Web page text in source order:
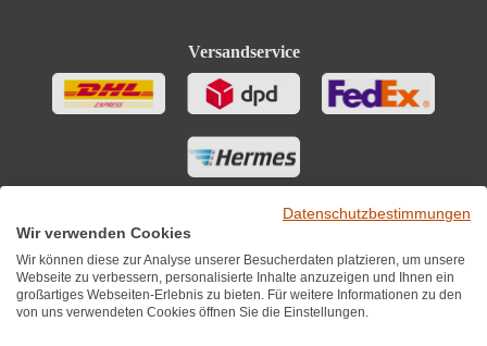
Versandservice
Datenschutzbestimmungen
Wir verwenden Cookies
Wir können diese zur Analyse unserer Besucherdaten platzieren, um unsere
Webseite zu verbessern, personalisierte Inhalte anzuzeigen und Ihnen ein
großartiges Webseiten-Erlebnis zu bieten. Für weitere Informationen zu den
von uns verwendeten Cookies öffnen Sie die Einstellungen.